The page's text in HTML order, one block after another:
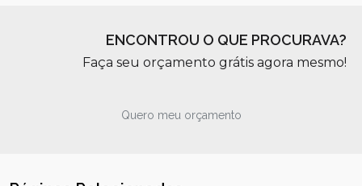
ENCONTROU O QUE PROCURAVA?
Faça seu orçamento grátis agora mesmo!
Quero meu orçamento